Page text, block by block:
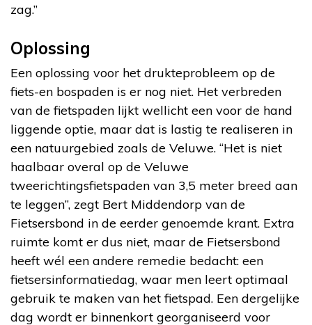
zag.”
Oplossing
Een oplossing voor het drukteprobleem op de
fiets-en bospaden is er nog niet. Het verbreden
van de fietspaden lijkt wellicht een voor de hand
liggende optie, maar dat is lastig te realiseren in
een natuurgebied zoals de Veluwe. “Het is niet
haalbaar overal op de Veluwe
tweerichtingsfietspaden van 3,5 meter breed aan
te leggen”, zegt Bert Middendorp van de
Fietsersbond in de eerder genoemde krant. Extra
ruimte komt er dus niet, maar de Fietsersbond
heeft wél een andere remedie bedacht: een
fietsersinformatiedag, waar men leert optimaal
gebruik te maken van het fietspad. Een dergelijke
dag wordt er binnenkort georganiseerd voor